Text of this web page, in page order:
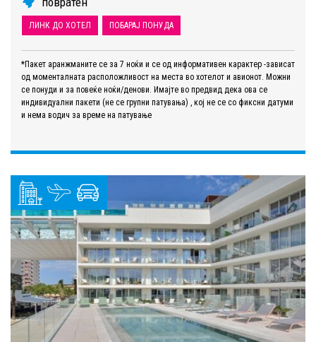
ЛИНК ДО ХОТЕЛ ПОБАРАЈ ПОНУДА
*Пакет аранжманите се за 7 ноќи и се од информативен карактер -зависат
од моменталната расположливост на места во хотелот и авионот. Можни
се понуди и за повеќе ноќи/денови. Имајте во предвид дека ова се
индивидуални пакети (не се групни патувања) , кој не се со фиксни датуми
и нема водич за време на патување